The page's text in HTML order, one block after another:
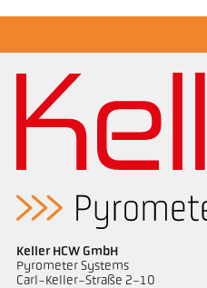
Keller HCW GmbH
Pyrometer Systems
Carl-Keller-Straße 2-10